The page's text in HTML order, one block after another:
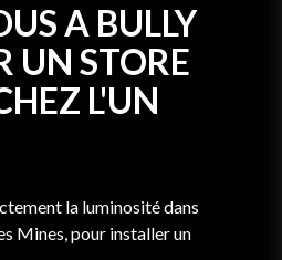
A BULLY
UN STORE
L'UN
la luminosité dans
Mines, pour installer un